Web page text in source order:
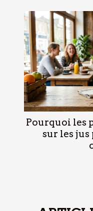
Pourquoi les
sur les